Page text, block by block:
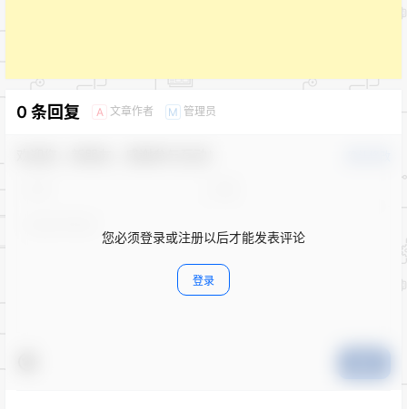
0 条回复 A 文章作者 M 管理员
您必须登录或注册以后才能发表评论
登录